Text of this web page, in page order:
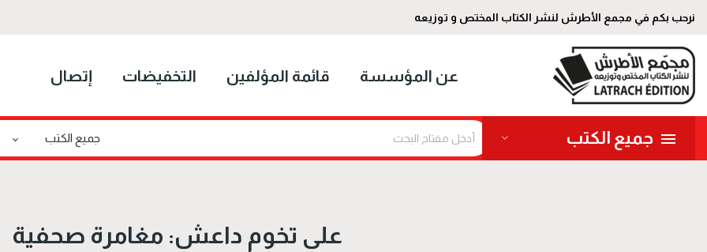
نرحب بكم في مجمع الأطرش لنشر الكتاب المختص و توزيعه
عن المؤسسة قائمة المؤلفين التخفيضات إتصال
جميع الكتب
على تخوم داعش: مغامرة صحفية